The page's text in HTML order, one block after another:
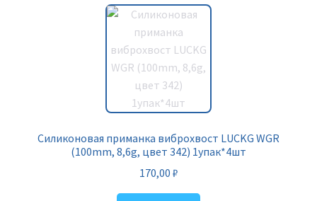
Силиконовая приманка виброхвост LUCKG WGR
(100mm, 8,6g, цвет 342) 1упак*4шт
170,00 ₽